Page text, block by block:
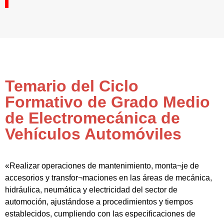
Temario del Ciclo
Formativo de Grado Medio
de Electromecánica de
Vehículos Automóviles
«Realizar operaciones de mantenimiento, monta¬je de
accesorios y transfor¬maciones en las áreas de mecánica,
hidráulica, neumática y electricidad del sector de
automoción, ajustándose a procedimientos y tiempos
establecidos, cumpliendo con las especificaciones de